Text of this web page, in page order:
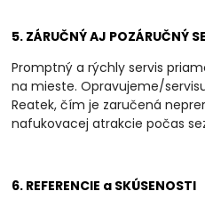
5. ZÁRUČNÝ AJ POZÁRUČNÝ
Promptný a rýchly servis
na mieste. Opravujeme/
Reatek, čím je zaručená
nafukovacej atrakcie počas
6. REFERENCIE a SKÚSENOSTI